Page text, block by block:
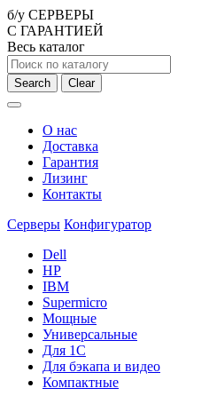
б/у СЕРВЕРЫ
С ГАРАНТИЕЙ
Весь каталог
Search Clear
О нас
Доставка
Гарантия
Лизинг
Контакты
Серверы Конфигуратор
Dell
HP
IBM
Supermicro
Мощные
Универсальные
Для 1С
Для бэкапа и видео
Компактные